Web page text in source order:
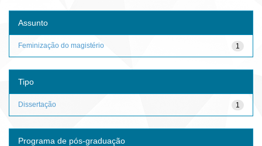
Assunto
1
Feminização do magistério
Tipo
1
Dissertação
Programa de pós-graduação